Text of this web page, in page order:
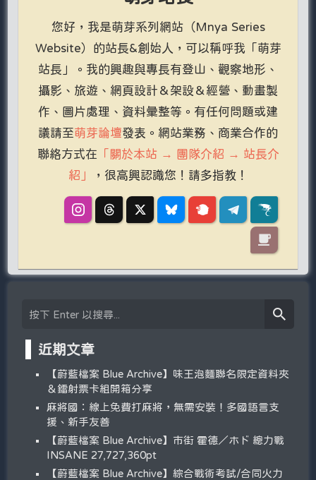
您好，我是萌芽系列網站（Mnya Series
Website）的站長&創始人，可以稱呼我「萌芽
站長」。我的興趣與專長有登山、觀察地形、
攝影、旅遊、網頁設計＆架設＆經營、動畫製
作、圖片處理、資料彙整等。有任何問題或建
議請至萌芽論壇發表。網站業務、商業合作的
聯絡方式在 「關於本站 → 團隊介紹 → 站長介
紹」
，很高興認識您！請多指教！
近期文章
【蔚藍檔案 Blue Archive】味王泡麵聯名限定資料夾
＆鐳射票卡組開箱分享
麻將國：線上免費打麻將，無需安裝！多國語言支
援、新手友善
【蔚藍檔案 Blue Archive】市街 霍德／ホド 總力戰
INSANE 27,727,360pt
【蔚藍檔案 Blue Archive】綜合戰術考試/合同火力